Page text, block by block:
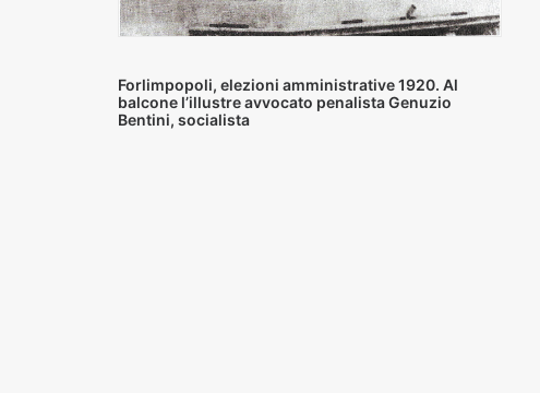
Forlimpopoli, elezioni amministrative 1920. Al
balcone l’illustre avvocato penalista Genuzio
Bentini, socialista